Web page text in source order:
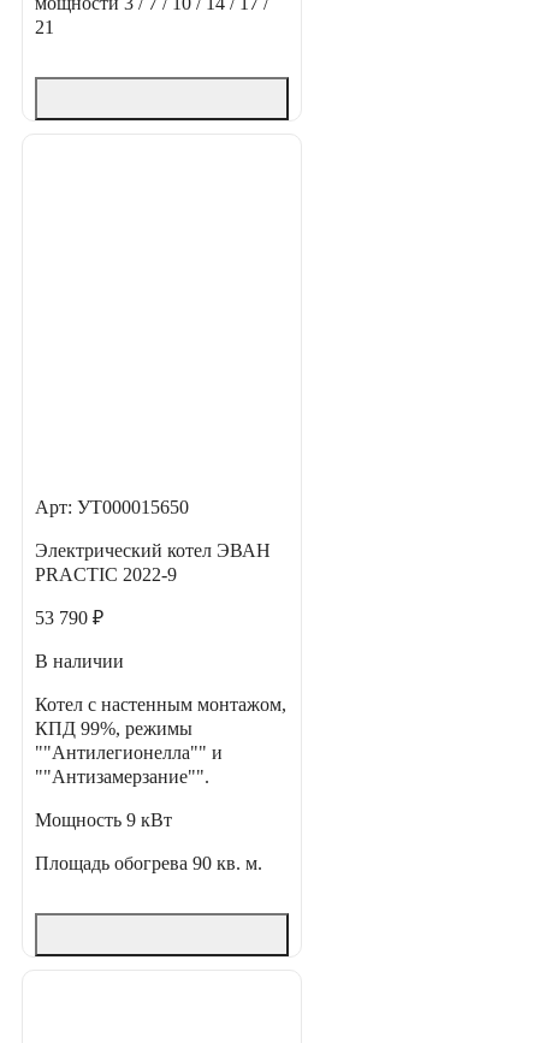
21
Арт: УТ000015650
Электрический котел ЭВАН
PRACTIC 2022-9
53 790 ₽
В наличии
Котел с настенным монтажом,
КПД 99%, режимы
""Антилегионелла"" и
""Антизамерзание"".
Мощность 9 кВт
Площадь обогрева 90 кв. м.